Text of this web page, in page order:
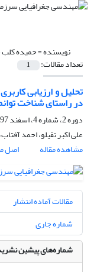
نویسنده =حمیده کلب
تعداد مقالات: 1
تحلیل و ارزیابی
در راستای شناخت
دوره 2، شماره 4، اسفند 1397، صفحه
علی اکبر تقیلو، احمد
مشاهده مقاله
اصل
مقالات آماده انتشار
شماره جاری
شماره‌های پیشین